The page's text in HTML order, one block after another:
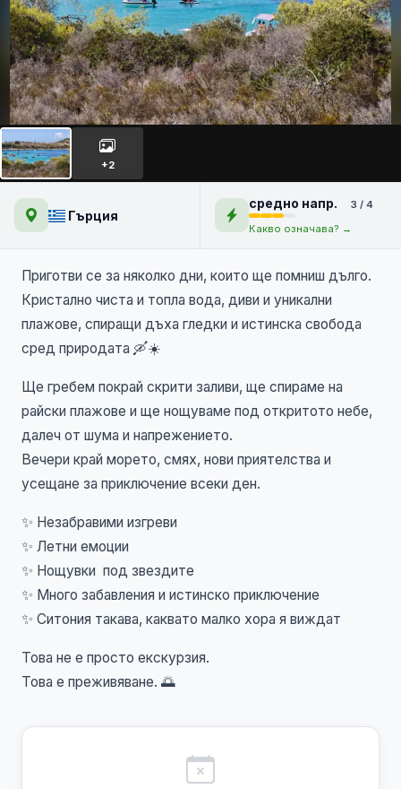
Експедиция Ситония
+2
Гърция
средно напр.
3 / 4
Какво означава? →
Приготви се за няколко дни, които ще помниш дълго.
Кристално чиста и топла вода, диви и уникални
плажове, спиращи дъха гледки и истинска свобода
сред природата 🛶☀️
Ще гребем покрай скрити заливи, ще спираме на
райски плажове и ще нощуваме под откритото небе,
далеч от шума и напрежението.
Вечери край морето, смях, нови приятелства и
усещане за приключение всеки ден.
✨ Незабравими изгреви
✨ Летни емоции
✨ Нощувки под звездите
✨ Много забавления и истинско приключение
✨ Ситония такава, каквато малко хора я виждат
Това не е просто екскурзия.
Това е преживяване. 🌅